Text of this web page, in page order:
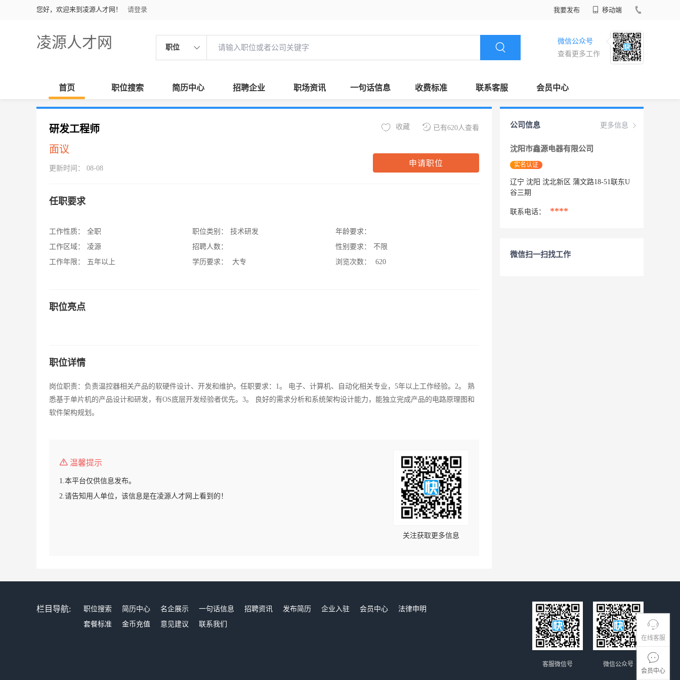
您好，欢迎来到凌源人才网！ 请登录 我要发布 移动端
凌源人才网 职位
微信公众号
查看更多工作
首页 职位搜索 简历中心 招聘企业 职场资讯 一句话信息 收费标准 联系客服 会员中心
在线客服
会员中心
研发工程师
面议
更新时间： 08-08
已有620人查看
收藏
申请职位
任职要求
工作性质：
全职
工作区域：
凌源
工作年限：
五年以上
职位类别：
技术研发
招聘人数：
学历要求：
大专
年龄要求：
性别要求：
不限
浏览次数：
620
职位亮点
职位详情
岗位职责：负责温控器相关产品的软硬件设计、开发和维护。任职要求：1。 电子、计算机、自动化相关专业，5年以上工作经验。2。 熟
悉基于单片机的产品设计和研发，有OS底层开发经验者优先。3。 良好的需求分析和系统架构设计能力，能独立完成产品的电路原理图和
软件架构规划。
温馨提示
1.本平台仅供信息发布。
2.请告知用人单位，该信息是在凌源人才网上看到的！
关注获取更多信息
更多信息
公司信息
沈阳市鑫源电器有限公司
实名认证
辽宁 沈阳 沈北新区 蒲文路18-51联东U
谷三期
联系电话： ****
微信扫一扫找工作
栏目导航: 职位搜索 简历中心 名企展示 一句话信息 招聘资讯 发布简历 企业入驻 会员中心
法律申明
套餐标准
金币充值 意见建议 联系我们
微信公众号
客服微信号